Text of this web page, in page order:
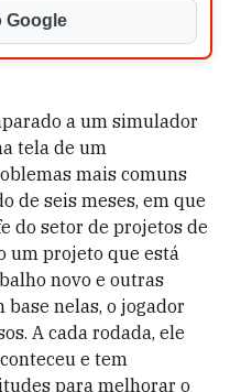
Google
a um simulador
tela de um
mais comuns
de seis meses, em que
do setor de projetos de
um projeto que está
novo e outras
base nelas, o jogador
A cada rodada, ele
e tem
para melhorar o